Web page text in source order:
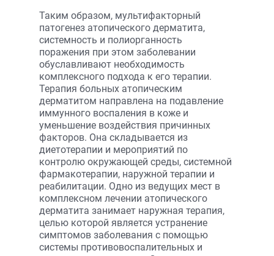
Таким образом, мультифакторный
патогенез атопического дерматита,
системность и полиорганность
поражения при этом заболевании
обуславливают необходимость
комплексного подхода к его терапии.
Терапия больных атопическим
дерматитом направлена на подавление
иммунного воспаления в коже и
уменьшение воздействия причинных
факторов. Она складывается из
диетотерапии и мероприятий по
контролю окружающей среды, системной
фармакотерапии, наружной терапии и
реабилитации. Одно из ведущих мест в
комплексном лечении атопического
дерматита занимает наружная терапия,
целью которой является устранение
симптомов заболевания с помощью
системы противовоспалительных и